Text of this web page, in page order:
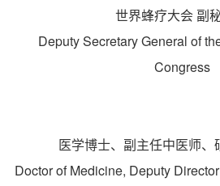
世界蜂疗大会 副
Deputy Secretary General of
Congress
医学博士、副主任中医师、
Doctor of Medicine, Deputy